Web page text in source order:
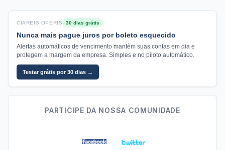
CIAREIS OPERIS 30 dias grátis
Nunca mais pague juros por boleto esquecido
Alertas automáticos de vencimento mantêm suas contas em dia e
protegem a margem da empresa. Simples e no piloto automático.
Testar grátis por 30 dias →
PARTICIPE DA NOSSA COMUNIDADE